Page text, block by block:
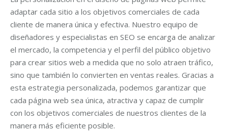
adaptar cada sitio a los objetivos comerciales de cada
cliente de manera única y efectiva. Nuestro equipo de
diseñadores y especialistas en SEO se encarga de analizar
el mercado, la competencia y el perfil del público objetivo
para crear sitios web a medida que no solo atraen tráfico,
sino que también lo convierten en ventas reales. Gracias a
esta estrategia personalizada, podemos garantizar que
cada página web sea única, atractiva y capaz de cumplir
con los objetivos comerciales de nuestros clientes de la
manera más eficiente posible.